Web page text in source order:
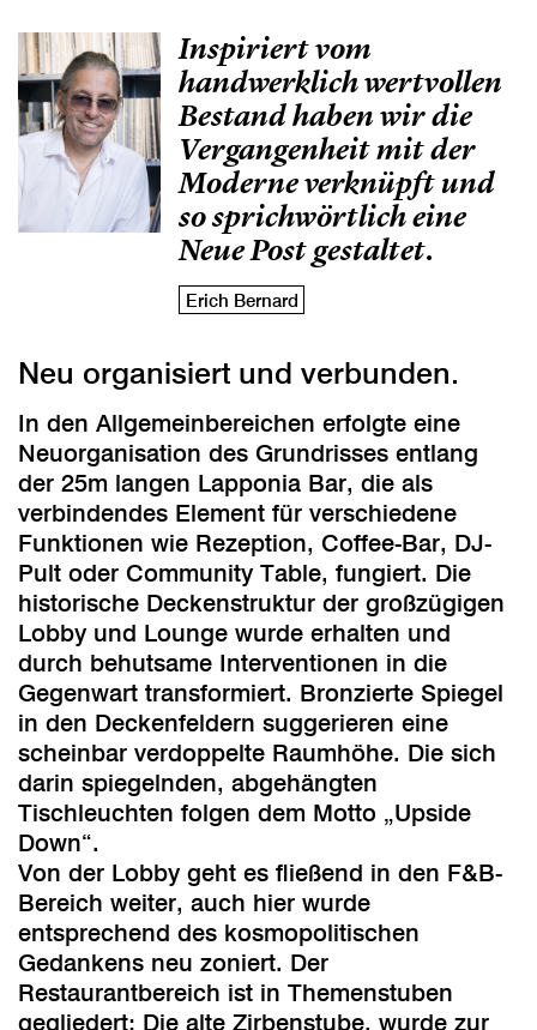
Inspiriert vom
handwerklich wertvollen
Bestand haben wir die
Vergangenheit mit der
Moderne verknüpft und
so sprichwörtlich eine
Neue Post gestaltet.
Erich Bernard
Neu organisiert und verbunden.
In den Allgemeinbereichen erfolgte eine
Neuorganisation des Grundrisses entlang
der 25m langen Lapponia Bar, die als
verbindendes Element für verschiedene
Funktionen wie Rezeption, Coffee-Bar, DJ-
Pult oder Community Table, fungiert. Die
historische Deckenstruktur der großzügigen
Lobby und Lounge wurde erhalten und
durch behutsame Interventionen in die
Gegenwart transformiert. Bronzierte Spiegel
in den Deckenfeldern suggerieren eine
scheinbar verdoppelte Raumhöhe. Die sich
darin spiegelnden, abgehängten
Tischleuchten folgen dem Motto „Upside
Down“.
Von der Lobby geht es fließend in den F&B-
Bereich weiter, auch hier wurde
entsprechend des kosmopolitischen
Gedankens neu zoniert. Der
Restaurantbereich ist in Themenstuben
gegliedert: Die alte Zirbenstube, wurde zur